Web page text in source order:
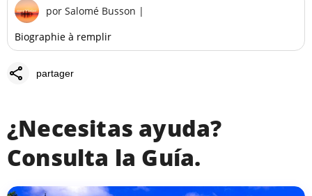
por Salomé Busson |
Biographie à remplir
share partager
¿Necesitas ayuda?
Consulta la Guía.